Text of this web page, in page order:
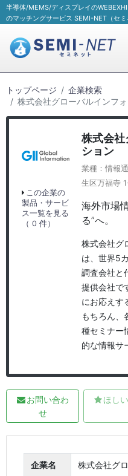
半導体/MEMS/ディスプレイの
のマッチングサービス SEMI-NET（セミ
トップページ
企業検索
株式会社グローバルインフ
この企業の
製品・サービ
ス一覧を見る
（ 0 件）
株式会社
ション
業種：情報
生区万福寺
海外市場
る”へ。
株式会社グ
は、世界5
調査会社と
提供会社で
にお応えす
もちろん、
種セミナー
的な情報サ
お問い合わ
せ
ほし
企業名 株式会社グ